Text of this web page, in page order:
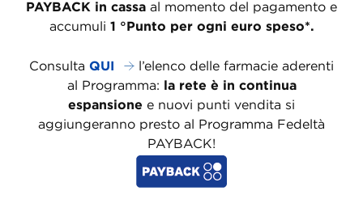
PAYBACK in cassa al momento del pagamento e
accumuli 1 °Punto per ogni euro speso*.
Consulta QUI
l’elenco delle farmacie aderenti
al Programma: la rete è in continua
espansione e nuovi punti vendita si
aggiungeranno presto al Programma Fedeltà
PAYBACK!